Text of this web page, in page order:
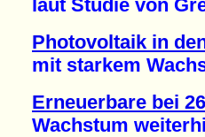
laut Studie von
Photovoltaik in
mit starkem
Erneuerbare bei
Wachstum